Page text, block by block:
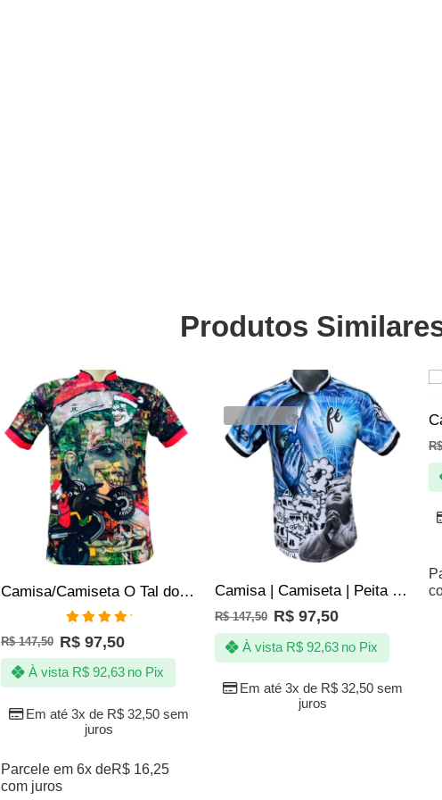
Produtos
SALE
Camisa/Camiseta O Tal do Natal – Quebrada
Avaliação
5.00de 5
R$147,50 R$ 97,50
Em até 3x de R$ 32,50 sem
juros
À vista R$92,63 no Pix
Parcele em 6x deR$ 16,25
com juros
SALE
VENDIDOS
Camisa | Camiseta | Peita Reveillon na Quebrada – Ano Novo
R$147,50 R$ 97,50
Em até 3x de R$ 32,50 sem
juros
À vista R$92,63 no Pix
R$